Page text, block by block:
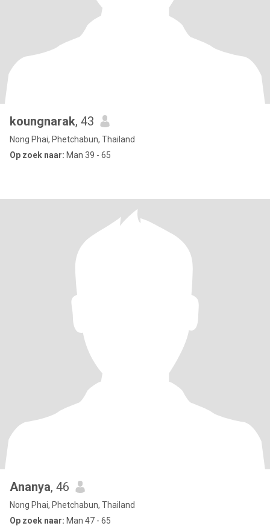
koungnarak, 43
Nong Phai, Phetchabun, Thailand
Op zoek naar: Man 39 - 65
Ananya, 46
Nong Phai, Phetchabun, Thailand
Op zoek naar: Man 47 - 65